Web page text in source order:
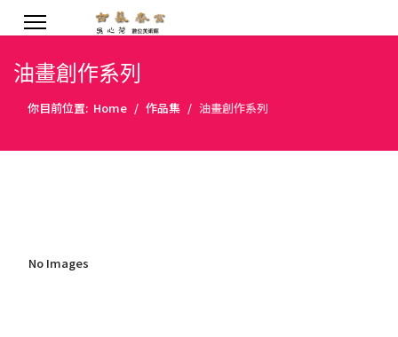
油畫創作系列
你目前位置: Home 作品集 油畫創作系列
No Images